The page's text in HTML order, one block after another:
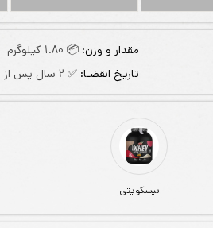
مقدار و وزن: 📦 1.80 کیلوگرم
تاریخ انقضـا: ✅ 2 سال پس از تولید
بیسکویتی